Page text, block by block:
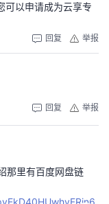
可以申请成为云享专
举报
回复
举报
回复
那里有百度网盘链